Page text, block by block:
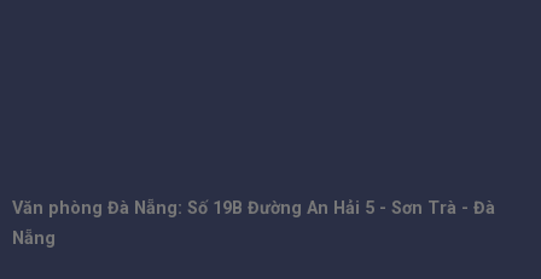
Văn phòng Đà Nẵng: Số 19B Đường An Hải 5 - Sơn Trà - Đà
Nẵng